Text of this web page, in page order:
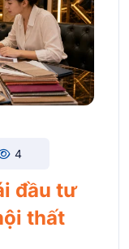
4
đầu tư
thất